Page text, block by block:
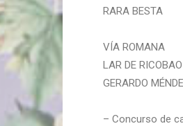
RARA BESTA
VÍA ROMANA
LAR DE RICOBAO
GERARDO
– Concurso de